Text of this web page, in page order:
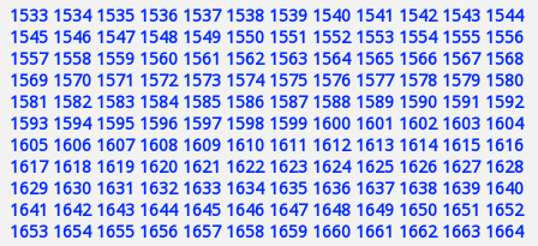
1533 1534 1535 1536 1537 1538 1539 1540 1541 1542 1543 1544
1545 1546 1547 1548 1549 1550 1551 1552 1553 1554 1555 1556
1557 1558 1559 1560 1561 1562 1563 1564 1565 1566 1567 1568
1569 1570 1571 1572 1573 1574 1575 1576 1577 1578 1579 1580
1581 1582 1583 1584 1585 1586 1587 1588 1589 1590 1591 1592
1593 1594 1595 1596 1597 1598 1599 1600 1601 1602 1603 1604
1605 1606 1607 1608 1609 1610 1611 1612 1613 1614 1615 1616
1617 1618 1619 1620 1621 1622 1623 1624 1625 1626 1627 1628
1629 1630 1631 1632 1633 1634 1635 1636 1637 1638 1639 1640
1641 1642 1643 1644 1645 1646 1647 1648 1649 1650 1651 1652
1653 1654 1655 1656 1657 1658 1659 1660 1661 1662 1663 1664